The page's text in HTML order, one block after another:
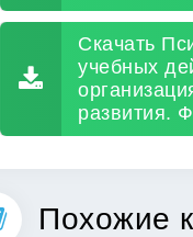
Скачать
учебных
развития.
Похожие